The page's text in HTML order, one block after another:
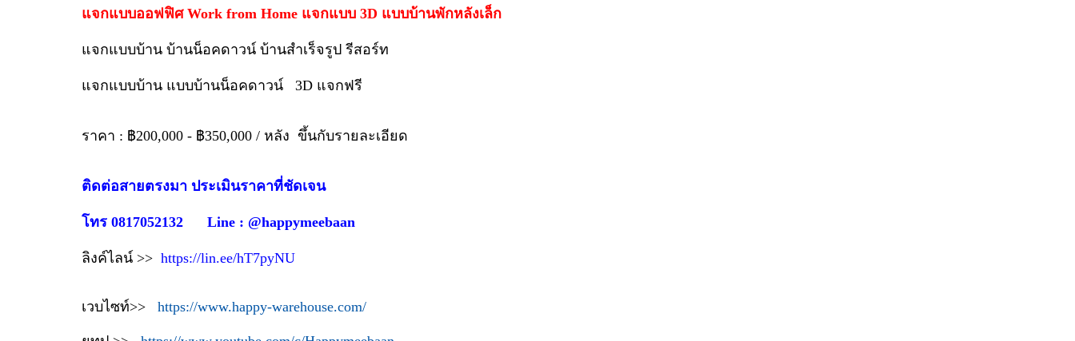
แจกแบบออฟฟิศ Work from Home แจกแบบ 3D แบบบ้านพักหลังเล็ก
แจกแบบบ้าน บ้านน็อคดาวน์ บ้านสำเร็จรูป รีสอร์ท
แจกแบบบ้าน แบบบ้านน็อคดาวน์ 3D แจกฟรี
ราคา : ฿200,000 - ฿350,000 / หลัง ขึ้นกับรายละเอียด
ติดต่อสายตรงมา ประเมินราคาที่ชัดเจน
โทร 0817052132 Line : @happymeebaan
ลิงค์ไลน์ >> https://lin.ee/hT7pyNU
เวบไซท์>> https://www.happy-warehouse.com/